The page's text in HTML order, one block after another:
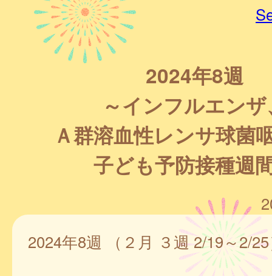
2024年8週
～インフルエン
Ａ群溶血性レンサ球菌
子ども予防接種週
2024年8週 （２月 ３週 2/19～2/